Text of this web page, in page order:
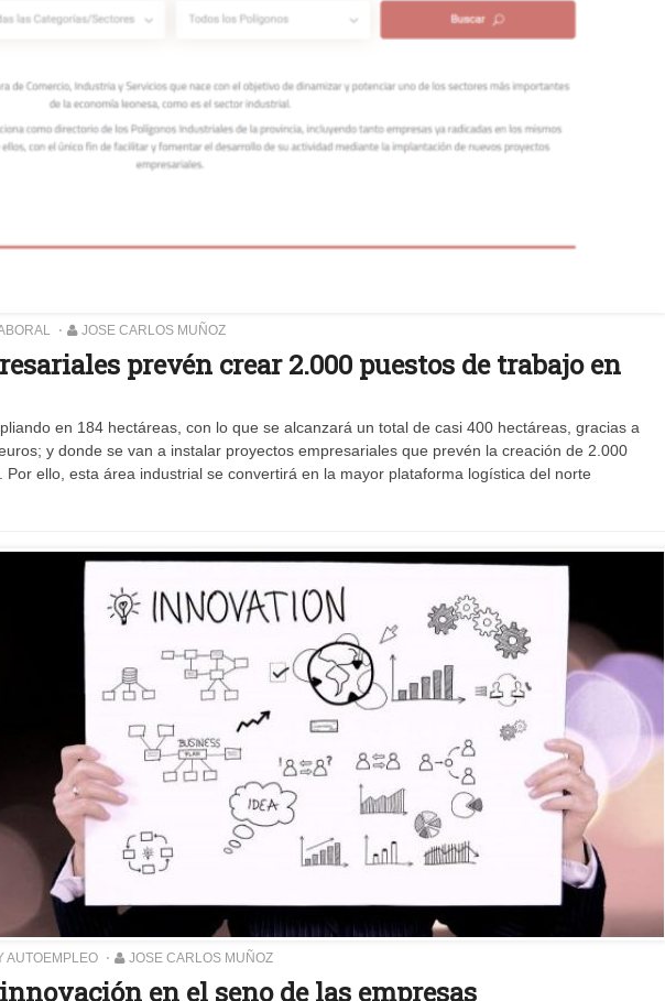
JOSE CARLOS MUÑOZ
prevén crear 2.000 puestos de trabajo en
en 184 hectáreas, con lo que se alcanzará un total de casi 400 hectáreas, gracias a
y donde se van a instalar proyectos empresariales que prevén la creación de 2.000
ello, esta área industrial se convertirá en la mayor plataforma logística del norte
AUTOEMPLEO JOSE CARLOS MUÑOZ
en el seno de las empresas